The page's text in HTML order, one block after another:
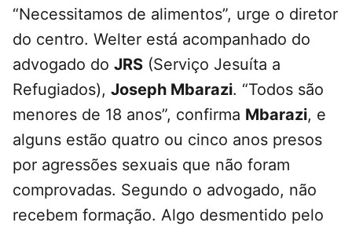
“Necessitamos de alimentos”, urge o diretor
do centro. Welter está acompanhado do
advogado do JRS (Serviço Jesuíta a
Refugiados), Joseph Mbarazi. “Todos são
menores de 18 anos”, confirma Mbarazi, e
alguns estão quatro ou cinco anos presos
por agressões sexuais que não foram
comprovadas. Segundo o advogado, não
recebem formação. Algo desmentido pelo